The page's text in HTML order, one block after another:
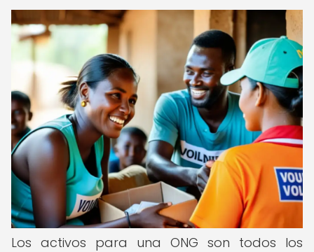
Los activos para una ONG son todos los